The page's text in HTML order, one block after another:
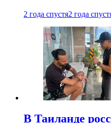
2 года спустя2 года
В Таиланде